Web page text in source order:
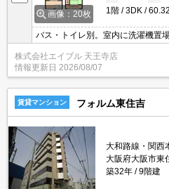
画像：20枚
1階
3DK
バス・トイレ別。室内に洗濯機置
ンロ設置可。
株式会社エイブル 天王寺店
情報更新日 2026/08/07
賃貸マンション フォルム東住吉
大和路線・関西
大阪府大阪市東
築32年
9階建